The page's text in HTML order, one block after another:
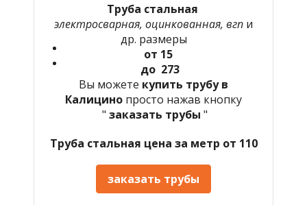
Труба стальная
электросварная, оцинкованная, вгп и
др. размеры
от 15
до 273
Вы можете купить трубу в
Калицино просто нажав кнопку
" заказать трубы "
Труба стальная цена за метр от 110
заказать трубы